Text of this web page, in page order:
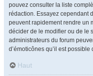
pouvez consulter la liste
rédaction. Essayez cependant
peuvent rapidement rendre un
décider de le modifier ou de le
administrateurs du forum
d’émoticônes qu’il est possible
Haut